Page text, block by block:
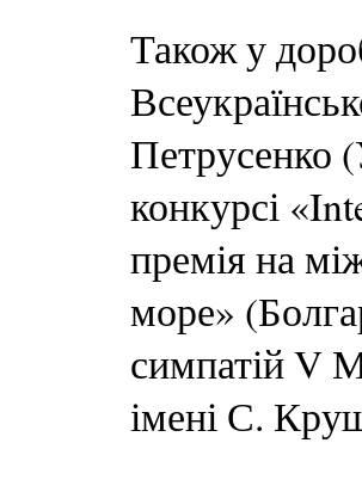
Також у
Петрусенко
конкурсі
премія на
море»
симпатій V
імені С.